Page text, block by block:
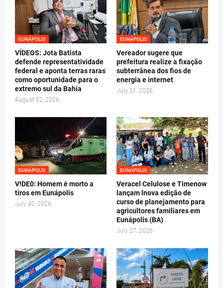
EUNÁPOLIS
VÍDEOS: Jota Batista
defende representatividade
federal e aponta terras raras
como oportunidade para o
extremo sul da Bahia
August 02, 2026
EUNÁPOLIS
Vereador sugere que
prefeitura realize a fixação
subterrânea dos fios de
energia e internet
July 31, 2026
EUNÁPOLIS
V!DE0: Homem é morto a
tiros em Eunápolis
July 30, 2026
EUNÁPOLIS
Veracel Celulose e Timenow
lançam lnova edição de
curso de planejamento para
agricultores familiares em
Eunápolis (BA)
July 27, 2026